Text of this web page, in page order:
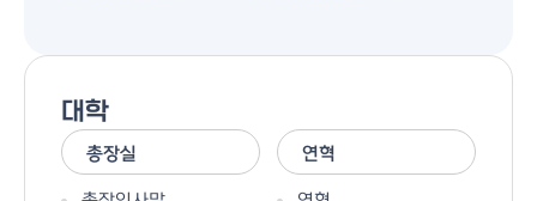
대학
총장실 연혁